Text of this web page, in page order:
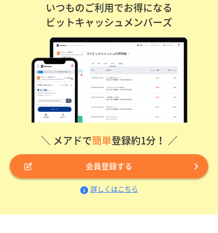
いつものご利用でお得になる
ビットキャッシュメンバーズ
＼ メアドで簡単登録約1分！ ／
会員登録する
詳しくはこちら